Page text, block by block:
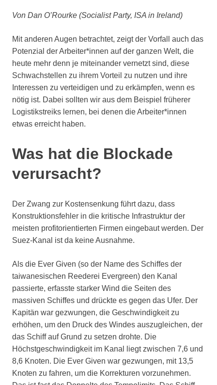
Von Dan O’Rourke (Socialist Party, ISA in Ireland)
Mit anderen Augen betrachtet, zeigt der Vorfall auch das
Potenzial der Arbeiter*innen auf der ganzen Welt, die
heute mehr denn je miteinander vernetzt sind, diese
Schwachstellen zu ihrem Vorteil zu nutzen und ihre
Interessen zu verteidigen und zu erkämpfen, wenn es
nötig ist. Dabei sollten wir aus dem Beispiel früherer
Logistikstreiks lernen, bei denen die Arbeiter*innen
etwas erreicht haben.
Was hat die Blockade
verursacht?
Der Zwang zur Kostensenkung führt dazu, dass
Konstruktionsfehler in die kritische Infrastruktur der
meisten profitorientierten Firmen eingebaut werden. Der
Suez-Kanal ist da keine Ausnahme.
Als die Ever Given (so der Name des Schiffes der
taiwanesischen Reederei Evergreen) den Kanal
passierte, erfasste starker Wind die Seiten des
massiven Schiffes und drückte es gegen das Ufer. Der
Kapitän war gezwungen, die Geschwindigkeit zu
erhöhen, um den Druck des Windes auszugleichen, der
das Schiff auf Grund zu setzen drohte. Die
Höchstgeschwindigkeit im Kanal liegt zwischen 7,6 und
8,6 Knoten. Die Ever Given war gezwungen, mit 13,5
Knoten zu fahren, um die Korrekturen vorzunehmen.